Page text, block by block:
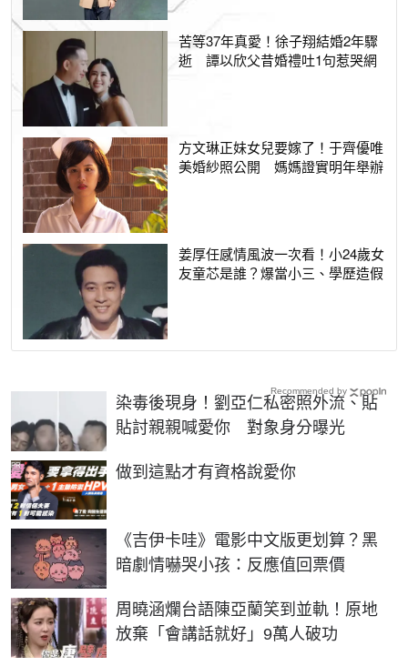
苦等37年真愛！徐子翔結婚2年驟
逝 譚以欣父昔婚禮吐1句惹哭網
方文琳正妹女兒要嫁了！于齊優唯
美婚紗照公開 媽媽證實明年舉辦
姜厚任感情風波一次看！小24歲女
友童芯是誰？爆當小三、學歷造假
染毒後現身！劉亞仁私密照外流、貼
貼討親親喊愛你 對象身分曝光
做到這點才有資格說愛你
PR
《吉伊卡哇》電影中文版更划算？黑
暗劇情嚇哭小孩：反應值回票價
周曉涵爛台語陳亞蘭笑到並軌！原地
放棄「會講話就好」9萬人破功
Recommended by